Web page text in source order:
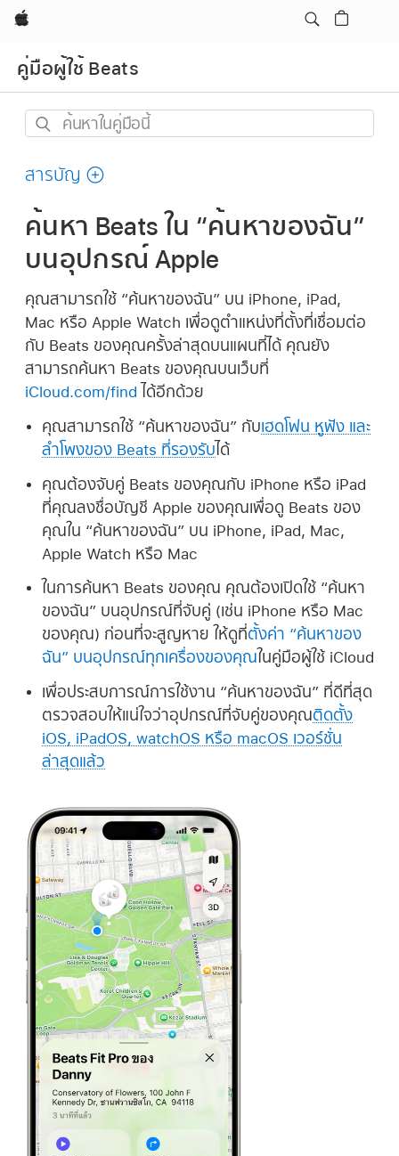
Apple
คู่มือผู้ใช้ Beats
ค้นหา
คู่มือ
สารบัญ
ค้นหา Beats ใน “ค้นหาของฉัน”
บนอุปกรณ์ Apple
คุณสามารถใช้ “ค้นหาของฉัน” บน iPhone, iPad,
Mac หรือ Apple Watch เพื่อดูตำแหน่งที่ตั้งที่เชื่อมต่อ
กับ Beats ของคุณครั้งล่าสุดบนแผนที่ได้ คุณยัง
สามารถค้นหา Beats ของคุณบนเว็บที่
iCloud.com/find ได้อีกด้วย
คุณสามารถใช้ “ค้นหาของฉัน” กับเฮดโฟน หูฟัง และ
ลำโพงของ Beats ที่รองรับ ได้
คุณต้องจับคู่ Beats ของคุณกับ iPhone หรือ iPad
ที่คุณลงชื่อบัญชี Apple ของคุณเพื่อดู Beats ของ
คุณใน “ค้นหาของฉัน” บน iPhone, iPad, Mac,
Apple Watch หรือ Mac
ในการค้นหา Beats ของคุณ คุณต้องเปิดใช้ “ค้นหา
ของฉัน” บนอุปกรณ์ที่จับคู่ (เช่น iPhone หรือ Mac
ของคุณ) ก่อนที่จะสูญหาย ให้ดูที่ตั้งค่า “ค้นหาของ
ฉัน” บนอุปกรณ์ทุกเครื่องของคุณในคู่มือผู้ใช้ iCloud
เพื่อประสบการณ์การใช้งาน “ค้นหาของฉัน” ที่ดีที่สุด
ตรวจสอบให้แน่ใจว่าอุปกรณ์ที่จับคู่ของคุณติดตั้ง
iOS, iPadOS, watchOS หรือ macOS เวอร์ชั่น
ล่าสุดแล้ว